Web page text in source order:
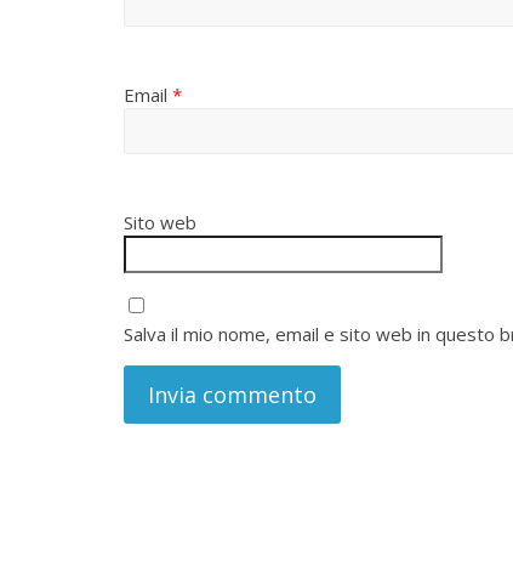
Email *
Sito web
Salva il mio nome, email e sito web in questo